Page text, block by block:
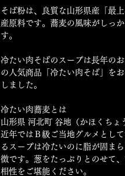
そば粉は、良質な山形県産「最
産原料です。蕎麦の風味がしっ
す。
冷たい肉そばのスープは長年の
の人気商品「冷たい肉そば」を
しました。
冷たい肉蕎麦とは
山形県 河北町 谷地（かほくちょ
近年ではＢ級ご当地グルメとし
るスープは冷たいのに脂が固ま
徴です。葱をたっぷりとのせて
相性をご堪能ください。